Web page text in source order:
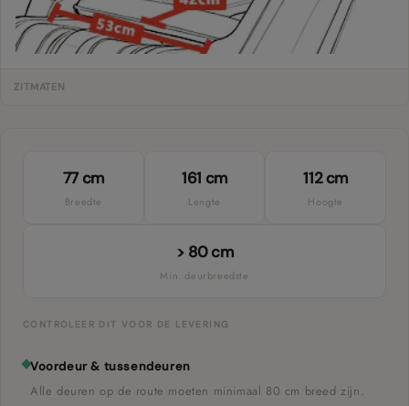
ZITMATEN
77 cm
Breedte
161 cm
Lengte
112 cm
Hoogte
> 80 cm
Min. deurbreedste
CONTROLEER DIT VOOR DE LEVERING
Voordeur & tussendeuren
Alle deuren op de route moeten minimaal 80 cm breed zijn.